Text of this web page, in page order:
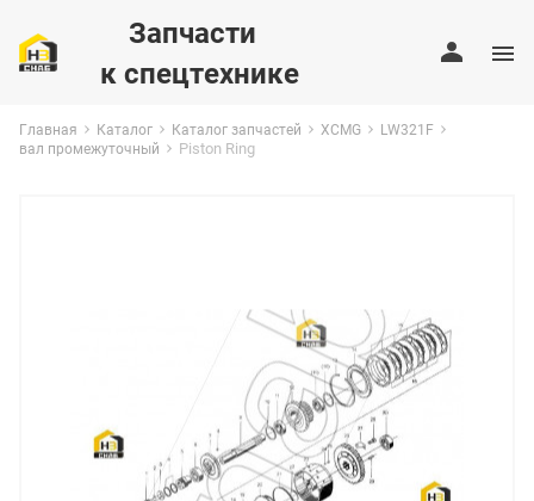
Запчасти
к спецтехнике
Главная Каталог Каталог запчастей XCMG
LW321F
вал промежуточный
Piston Ring